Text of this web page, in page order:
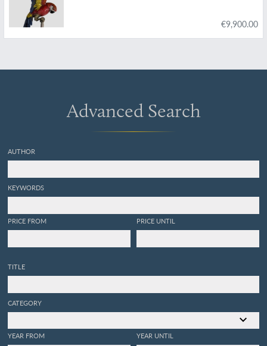
€9,900.00
Advanced Search
AUTHOR
KEYWORDS
PRICE FROM PRICE UNTIL
TITLE
CATEGORY
YEAR FROM YEAR UNTIL